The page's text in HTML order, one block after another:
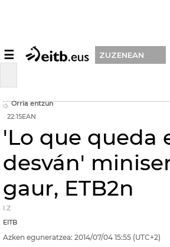
☰ ZUZENEAN
Orria entzun
22:15EAN
'Lo que queda
desván'
gaur, ETB2n
I.Z
EITB
Azken eguneratzea: 2014/07/04 15:55 (UTC+2)